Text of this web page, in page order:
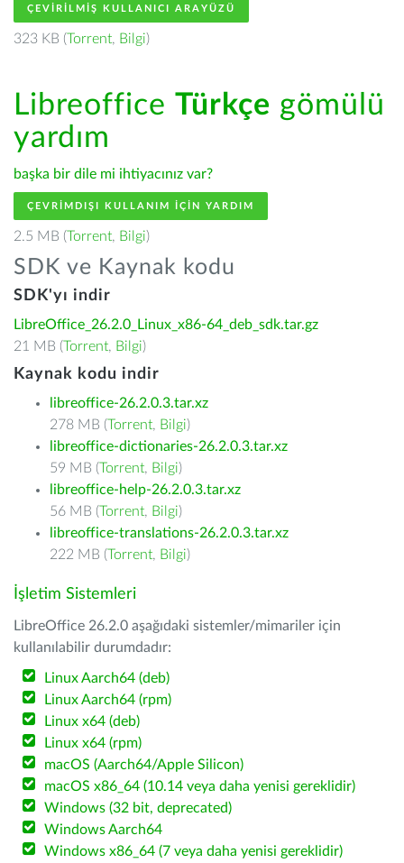
ÇEVIRILMIŞ KULLANICI ARAYÜZÜ
323 KB (Torrent, Bilgi)
Libreoffice Türkçe gömülü
yardım
başka bir dile mi ihtiyacınız var?
ÇEVRIMDIŞI KULLANIM IÇIN YARDIM
2.5 MB (Torrent, Bilgi)
SDK ve Kaynak kodu
SDK'yı indir
LibreOffice_26.2.0_Linux_x86-64_deb_sdk.tar.gz
21 MB (Torrent, Bilgi)
Kaynak kodu indir
libreoffice-26.2.0.3.tar.xz
278 MB (Torrent, Bilgi)
libreoffice-dictionaries-26.2.0.3.tar.xz
59 MB (Torrent, Bilgi)
libreoffice-help-26.2.0.3.tar.xz
56 MB (Torrent, Bilgi)
libreoffice-translations-26.2.0.3.tar.xz
222 MB (Torrent, Bilgi)
İşletim Sistemleri
LibreOffice 26.2.0 aşağıdaki sistemler/mimariler için
kullanılabilir durumdadır:
Linux Aarch64 (deb)
Linux Aarch64 (rpm)
Linux x64 (deb)
Linux x64 (rpm)
macOS (Aarch64/Apple Silicon)
macOS x86_64 (10.14 veya daha yenisi gereklidir)
Windows (32 bit, deprecated)
Windows Aarch64
Windows x86_64 (7 veya daha yenisi gereklidir)